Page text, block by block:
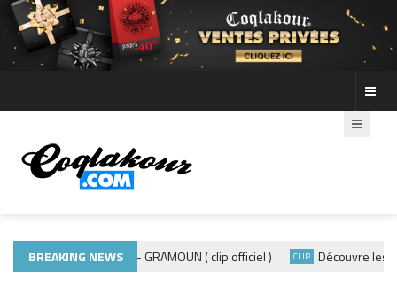
BREAKING NEWS
ACTUALITÉS ADE440 – GRAMOUN ( clip officiel ) Découvre les